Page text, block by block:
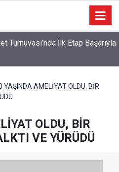
YAŞINDA AMELİYAT OLDU, BİR
OLDU, BİR
VE YÜRÜDÜ